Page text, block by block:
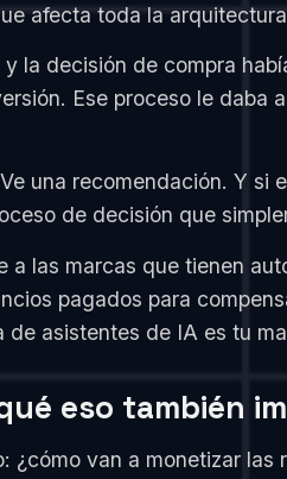
afecta toda la
la decisión de compra
Ese proceso le daba
una recomendación. Y
de decisión que
a las marcas que tienen
pagados para
asistentes de IA es tu
eso también
van a monetizar las